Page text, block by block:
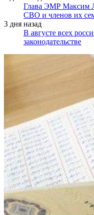
Глава ЭМР Максим
СВО и членов их
3 дня назад
В августе всех
законодательстве